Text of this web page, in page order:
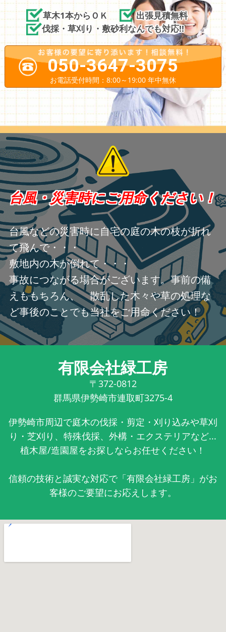
草木1本からＯＫ
出張見積無料
伐採・草刈り・敷砂利なんでも対応!!
050-3647-3075
お電話受付時間：8:00～19:00 年中無休
台風・災害時にご用命ください！
台風などの災害時に自宅の庭の木の枝が折れ
て飛んで・・・
敷地内の木が倒れて・・・
事故につながる場合がございます。事前の備
えももちろん、 散乱した木々や草の処理な
ど事後のことでも当社をご用命ください！
有限会社緑工房
〒372-0812
群馬県伊勢崎市連取町3275-4
伊勢崎市周辺で庭木の伐採・剪定・刈り込みや草刈
り・芝刈り、特殊伐採、外構・エクステリアなど...
植木屋/造園屋をお探しならお任せください！
信頼の技術と誠実な対応で「有限会社緑工房」がお
客様のご要望にお応えします。